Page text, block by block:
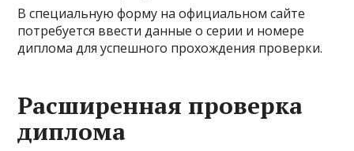
В специальную форму на официальном сайте
потребуется ввести данные о серии и номере
диплома для успешного прохождения проверки.
Расширенная проверка
диплома